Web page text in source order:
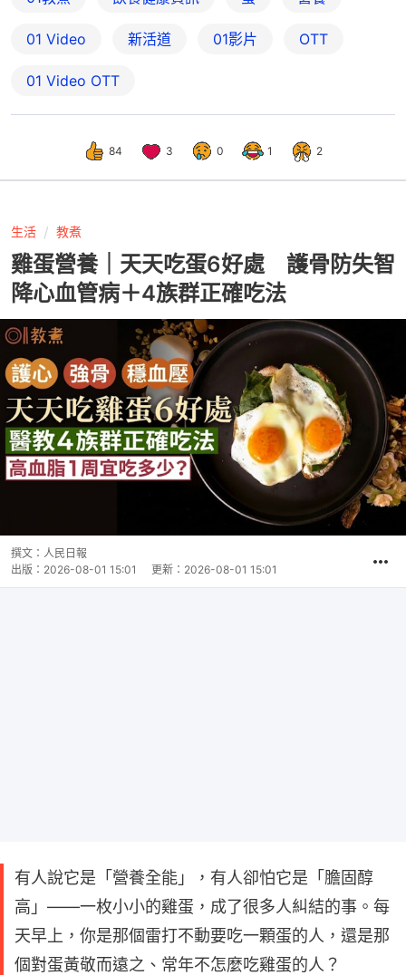
01 Video 新活道 01影片 OTT
01‌ ‌Video‌ ‌OTT
84 3 0 1 2
生活 教煮
雞蛋營養｜天天吃蛋6好處 護骨防失智
降心血管病＋4族群正確吃法
撰文： 人民日報
出版： 2026-08-01 15:01 更新： 2026-08-01 15:01
有人說它是「營養全能」，有人卻怕它是「膽固醇
高」——一枚小小的雞蛋，成了很多人糾結的事。每
天早上，你是那個雷打不動要吃一顆蛋的人，還是那
個對蛋黃敬而遠之、常年不怎麼吃雞蛋的人？